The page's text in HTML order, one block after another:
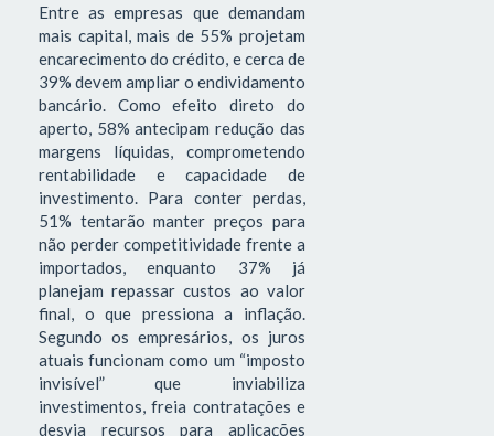
Entre as empresas que demandam
mais capital, mais de 55% projetam
encarecimento do crédito, e cerca de
39% devem ampliar o endividamento
bancário. Como efeito direto do
aperto, 58% antecipam redução das
margens líquidas, comprometendo
rentabilidade e capacidade de
investimento. Para conter perdas,
51% tentarão manter preços para
não perder competitividade frente a
importados, enquanto 37% já
planejam repassar custos ao valor
final, o que pressiona a inflação.
Segundo os empresários, os juros
atuais funcionam como um “imposto
invisível” que inviabiliza
investimentos, freia contratações e
desvia recursos para aplicações